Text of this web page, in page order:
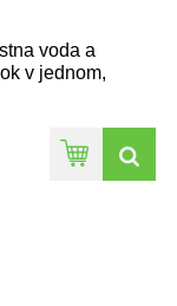
voda a
v jednom,